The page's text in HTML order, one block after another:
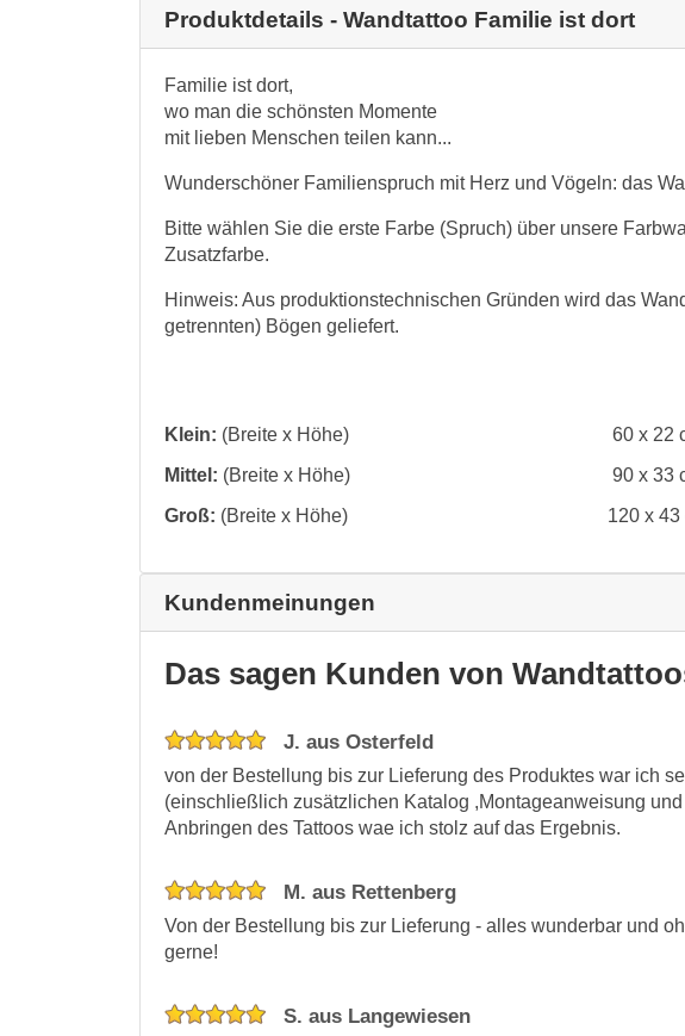
Produktdetails - Wandtattoo Familie ist dort
Familie ist dort,
wo man die schönsten Momente
mit lieben Menschen teilen kann...
Wunderschöner Familienspruch mit Herz und Vögeln: das
Bitte wählen Sie die erste Farbe (Spruch) über unsere
Zusatzfarbe.
Hinweis: Aus produktionstechnischen Gründen wird das
getrennten) Bögen geliefert.
Klein: (Breite x Höhe)
60 x 22
Mittel: (Breite x Höhe)
90 x 33
Groß: (Breite x Höhe) 120 x 43
Kundenmeinungen
Das sagen Kunden von
J. aus Osterfeld
von der Bestellung bis zur Lieferung des Produktes war ich
(einschließlich zusätzlichen Katalog ,Montageanweisung
Anbringen des Tattoos wae ich stolz auf das Ergebnis.
M. aus Rettenberg
Von der Bestellung bis zur Lieferung - alles wunderbar und
gerne!
S. aus Langewiesen